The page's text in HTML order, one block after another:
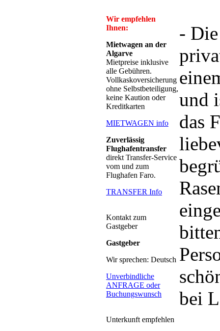
Wir empfehlen
Ihnen:
Mietwagen an der
Algarve
Mietpreise inklusive
alle Gebühren.
Vollkaskoversicherung
ohne Selbstbeteiligung,
keine Kaution oder
Kreditkarten
MIETWAGEN info
Zuverlässig
Flughafentransfer
direkt Transfer-Service
vom und zum
Flughafen Faro.
TRANSFER Info
Kontakt zum
Gastgeber
Gastgeber
Wir sprechen: Deutsch
Unverbindliche
ANFRAGE oder
Buchungswunsch
Unterkunft empfehlen
-
und
das
bei